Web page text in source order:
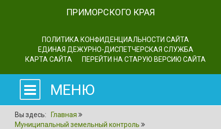
ПРИМОРСКОГО КРАЯ
ПОЛИТИКА КОНФИДЕНЦИАЛЬНОСТИ САЙТА
ЕДИНАЯ ДЕЖУРНО-ДИСПЕТЧЕРСКАЯ СЛУЖБА
КАРТА САЙТА
ПЕРЕЙТИ НА СТАРУЮ ВЕРСИЮ САЙТА
МЕНЮ
Вы здесь:
Главная
Муниципальный земельный контроль